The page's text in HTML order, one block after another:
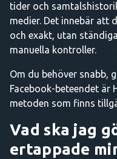
tider och
medier. Det innebär att
och exakt, utan
manuella kontroller.
Om du behöver snabb,
Facebook-beteendet är
metoden som finns
Vad ska jag
ertappade